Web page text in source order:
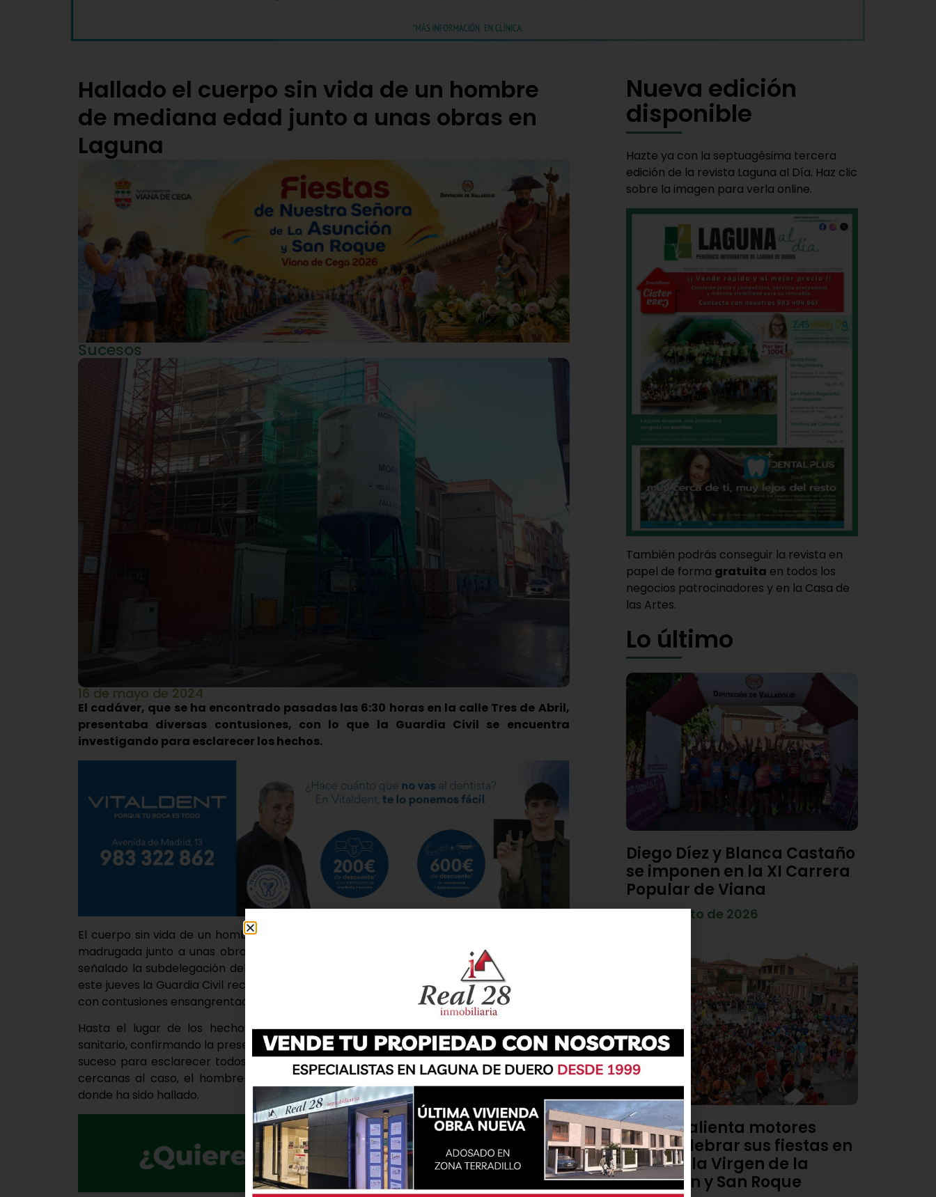
Hallado el cuerpo sin vida de un hombre
de mediana edad junto a unas obras en
Laguna
Sucesos
16 de mayo de 2024
El cadáver, que se ha encontrado pasadas las 6:30 horas en la calle Tres de Abril,
presentaba diversas contusiones, con lo que la Guardia Civil se encuentra
investigando para esclarecer los hechos.
El cuerpo sin vida de un hombre de alrededor de 40 años de edad ha sido hallado esta
madrugada junto a unas obras en la calle Tres de Abril de Laguna de Duero. Según ha
señalado la subdelegación del gobierno, a alrededor de las 6:30 horas de la mañana de
este jueves la Guardia Civil recibía el aviso de que había un hombre tendido boca abajo y
con contusiones ensangrentadas, lo que hacía pensar que pudiera estar fallecido.
Hasta el lugar de los hechos se desplazaban varias patrullas, además de personal
sanitario, confirmando la presencia de un varón sin vida. La Guardia Civil investiga ahora el
suceso para esclarecer todos los detalles que lo rodean. Según han informado fuentes
cercanas al caso, el hombre se trataría de un trabajador vinculado a la propia obra
donde ha sido hallado.
Nueva edición
disponible
Hazte ya con la septuagésima tercera
edición de la revista Laguna al Día. Haz clic
sobre la imagen para verla online.
También podrás conseguir la revista en
papel de forma gratuita en todos los
negocios patrocinadores y en la Casa de
las Artes.
Lo último
Diego Díez y Blanca Castaño
se imponen en la XI Carrera
Popular de Viana
4 de agosto de 2026
Viana calienta motores
para celebrar sus fiestas en
honor a la Virgen de la
Asunción y San Roque